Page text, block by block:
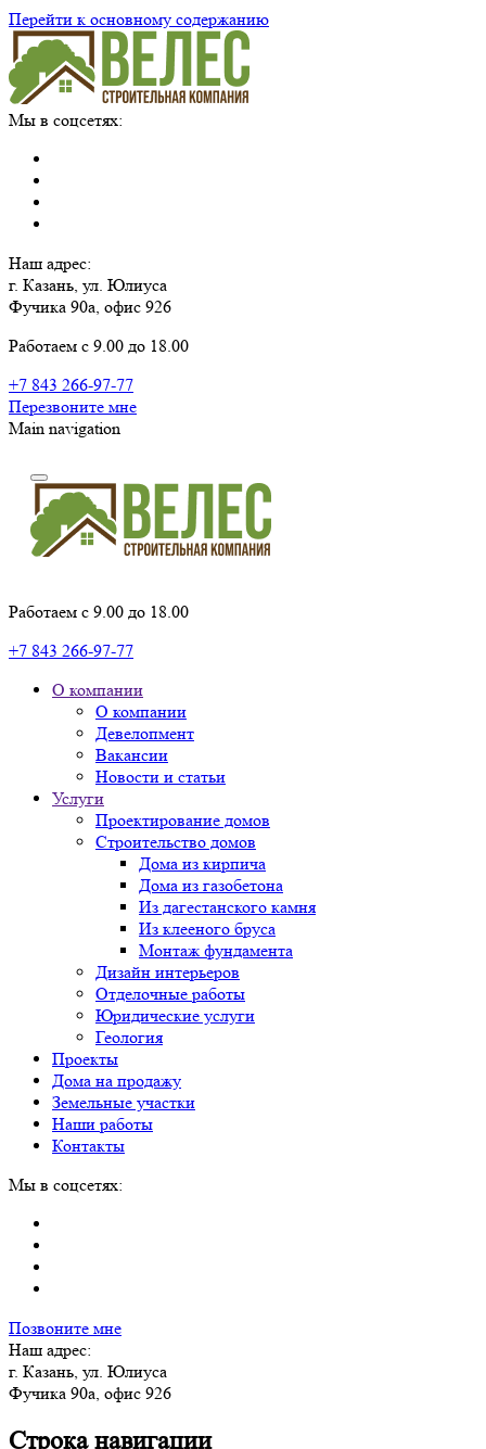
Перейти к основному содержанию
Мы в соцсетях:
Наш адрес:
г. Казань, ул. Юлиуса
Фучика 90а, офис 926
Работаем с 9.00 до 18.00
+7 843 266-97-77
Перезвоните мне
Main navigation
Работаем с 9.00 до 18.00
+7 843 266-97-77
О компании
О компании
Девелопмент
Вакансии
Новости и статьи
Услуги
Проектирование домов
Строительство домов
Дома из кирпича
Дома из газобетона
Из дагестанского камня
Из клееного бруса
Монтаж фундамента
Дизайн интерьеров
Отделочные работы
Юридические услуги
Геология
Проекты
Дома на продажу
Земельные участки
Наши работы
Контакты
Мы в соцсетях:
Позвоните мне
Наш адрес:
г. Казань, ул. Юлиуса
Фучика 90а, офис 926
Строка навигации